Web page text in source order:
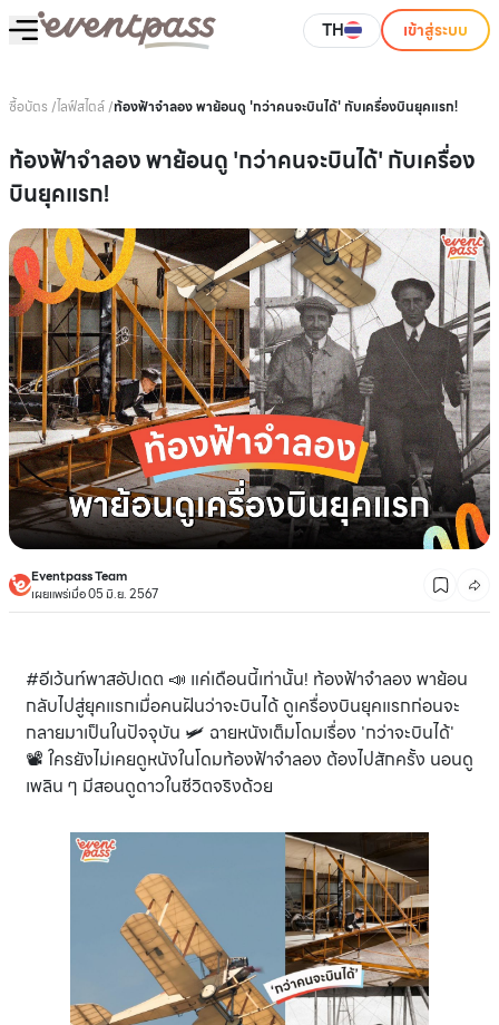
TH เข้าสู่ระบบ
ซื้อบัตร /ไลฟ์สไตล์/ท้องฟ้าจำลอง พาย้อนดู 'กว่าคนจะบินได้' กับเครื่องบินยุคแรก!
ท้องฟ้าจำลอง พาย้อนดู 'กว่าคนจะบินได้' กับเครื่อง
บินยุคแรก!
Eventpass Team
เผยแพร่เมื่อ 05 มิ.ย. 2567
#อีเว้นท์พาสอัปเดต 📣 แค่เดือนนี้เท่านั้น! ท้องฟ้าจำลอง พาย้อน
กลับไปสู่ยุคแรกเมื่อคนฝันว่าจะบินได้ ดูเครื่องบินยุคแรกก่อนจะ
กลายมาเป็นในปัจจุบัน 🛩️ ฉายหนังเต็มโดมเรื่อง 'กว่าจะบินได้'
📽️ ใครยังไม่เคยดูหนังในโดมท้องฟ้าจำลอง ต้องไปสักครั้ง นอนดู
เพลิน ๆ มีสอนดูดาวในชีวิตจริงด้วย